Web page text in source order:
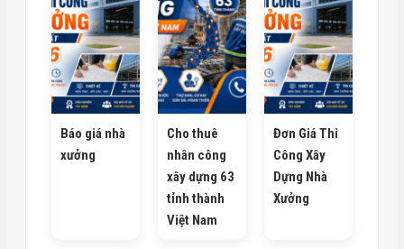
Báo giá nhà
xưởng
Cho thuê
nhân công
xây dựng 63
tỉnh thành
Việt Nam
Đơn Giá Thi
Công Xây
Dựng Nhà
Xưởng